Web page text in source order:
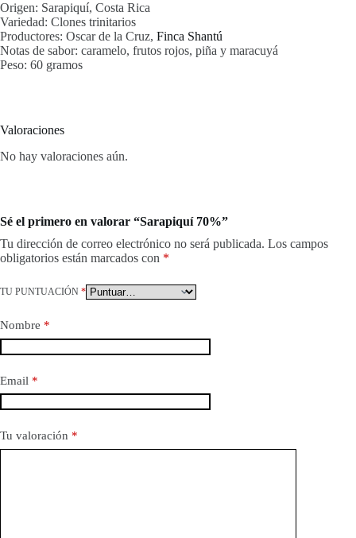
Origen: Sarapiquí, Costa Rica
Variedad: Clones trinitarios
Productores: Oscar de la Cruz, Finca Shantú
Notas de sabor: caramelo, frutos rojos, piña y maracuyá
Peso: 60 gramos
Valoraciones
No hay valoraciones aún.
Sé el primero en valorar “Sarapiquí 70%”
Tu dirección de correo electrónico no será publicada. Los campos
obligatorios están marcados con *
TU PUNTUACIÓN *
Nombre *
Email *
Tu valoración *